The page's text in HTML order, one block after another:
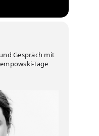
Gespräch mit
Tage